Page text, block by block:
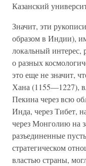
Казанский
Значит, эти
образом в Индии),
локальный интерес,
о разных
это еще не значит,
Хана (1155—1227),
Пекина через всю
Инда, через Тибет,
через Монголию на
разъединенные
стратегическом
властью страны,